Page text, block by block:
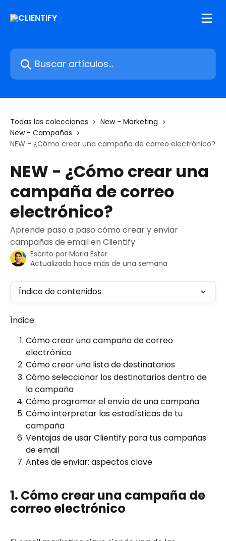
Buscar artículos...
Todas las colecciones
New - Marketing
New - Campañas
NEW - ¿Cómo crear una campaña de correo electrónico?
NEW - ¿Cómo crear una
campaña de correo
electrónico?
Aprende paso a paso cómo crear y enviar
campañas de email en Clientify
Escrito por Maria Ester
Actualizado hace más de una semana
Índice de contenidos
Índice:
Cómo crear una campaña de correo
electrónico
Cómo crear una lista de destinatarios
Cómo seleccionar los destinatarios dentro de
la campaña
Cómo programar el envío de una campaña
Cómo interpretar las estadísticas de tu
campaña
Ventajas de usar Clientify para tus campañas
de email
Antes de enviar: aspectos clave
1. Cómo crear una campaña de
correo electrónico